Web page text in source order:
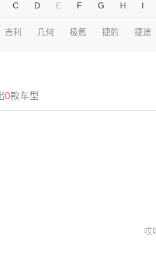
C D E F G H I
吉利 几何 极氪 捷豹 捷途
0款车型
哎